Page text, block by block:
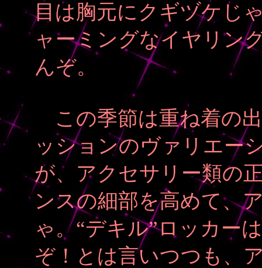
目は胸元にクギヅケじ
ャーミングなイヤリン
んぞ。
この季節は重ね着の
ッションのヴァリエー
が、アクセサリー類の
ンスの細部を高めて、
ゃ。“デキル”ロッカー
ぞ！とは言いつつも、